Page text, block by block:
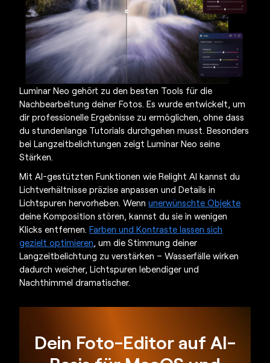
Luminar Neo gehört zu den besten Tools für die
Nachbearbeitung deiner Fotos. Es wurde entwickelt, um
dir professionelle Ergebnisse zu ermöglichen, ohne dass
du stundenlange Tutorials durchgehen musst. Besonders
bei Langzeitbelichtungen zeigt Luminar Neo seine
Stärken.
Mit AI-gestützten Funktionen wie Relight AI kannst du
Lichtverhältnisse präzise anpassen und Details in
Lichtspuren hervorheben. Wennunerwünschte Objekte
deine Komposition stören, kannst du sie in wenigen
Klicks entfernen.Farben und Kontraste lassen sich
gezielt optimieren, um die Stimmung deiner
Langzeitbelichtung zu verstärken – Wasserfälle wirken
dadurch weicher, Lichtspuren lebendiger und
Nachthimmel dramatischer.
Dein Foto-Editor auf AI-